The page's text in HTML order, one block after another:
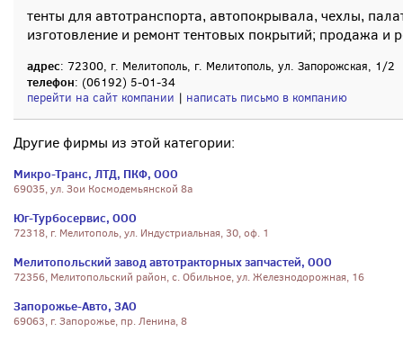
тенты для автотранспорта, автопокрывала, чехлы,
изготовление и ремонт тентовых покрытий; продажа и
адрес: 72300, г. Мелитополь, г. Мелитополь, ул. Запорожская, 1/2
телефон: (06192) 5-01-34
перейти на сайт компании | написать письмо в компанию
Другие фирмы из этой категории:
Микро-Транс, ЛТД, ПКФ, ООО
69035, ул. Зои Космодемьянской 8а
Юг-Турбосервис, ООО
72318, г. Мелитополь, ул. Индустриальная, 30, оф. 1
Мелитопольский завод автотракторных запчастей, ООО
72356, Мелитопольский район, с. Обильное, ул. Железнодорожная, 16
Запорожье-Авто, ЗАО
69063, г. Запорожье, пр. Ленина, 8